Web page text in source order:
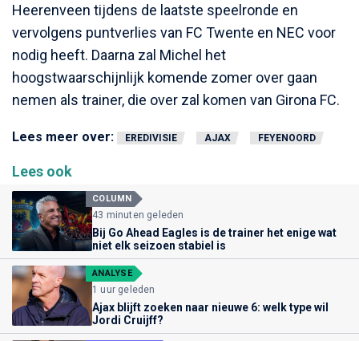
Heerenveen tijdens de laatste speelronde en
vervolgens puntverlies van FC Twente en NEC voor
nodig heeft. Daarna zal Michel het
hoogstwaarschijnlijk komende zomer over gaan
nemen als trainer, die over zal komen van Girona FC.
Lees meer over: EREDIVISIE AJAX FEYENOORD
Lees ook
COLUMN
43 minuten geleden
Bij Go Ahead Eagles is de trainer het enige wat
niet elk seizoen stabiel is
ANALYSE
1 uur geleden
Ajax blijft zoeken naar nieuwe 6: welk type wil
Jordi Cruijff?